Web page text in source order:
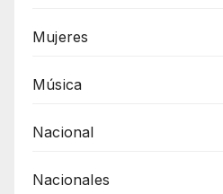
Mujeres
Música
Nacional
Nacionales